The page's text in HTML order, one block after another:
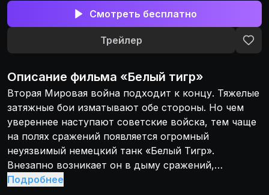
Смотреть бесплатно
Трейлер
Описание фильма «Белый тигр»
Вторая Мировая война подходит к концу. Тяжелые
затяжные бои изматывают обе стороны. Но чем
увереннее наступают советские войска, тем чаще
на полях сражений появляется огромный
неуязвимый немецкий танк «Белый Тигр».
Внезапно возникает он в дыму сражений,
безжалостно расстреливает своих противников и
Подробнее